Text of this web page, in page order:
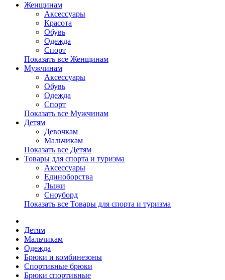
Женщинам
Аксессуары
Красота
Обувь
Одежда
Спорт
Показать все Женщинам
Мужчинам
Аксессуары
Обувь
Одежда
Спорт
Показать все Мужчинам
Детям
Девочкам
Мальчикам
Показать все Детям
Товары для спорта и туризма
Аксессуары
Единоборства
Лыжи
Сноуборд
Показать все Товары для спорта и туризма
Детям
Мальчикам
Одежда
Брюки и комбинезоны
Спортивные брюки
Брюки спортивные